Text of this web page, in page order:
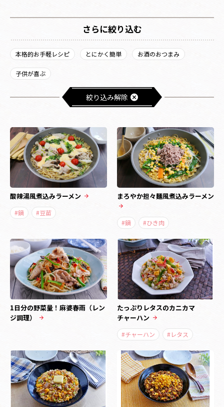
さらに絞り込む
本格的お手軽レシピ とにかく簡単 お酒のおつまみ
子供が喜ぶ
絞り込み解除
酸辣湯風煮込みラーメン
#鍋 #豆苗
まろやか担々麺風煮込みラーメン
#鍋 #ひき肉
1日分の野菜量！麻婆春雨（レン
ジ調理）
たっぷりレタスのカニカマ
チャーハン
#チャーハン #レタス